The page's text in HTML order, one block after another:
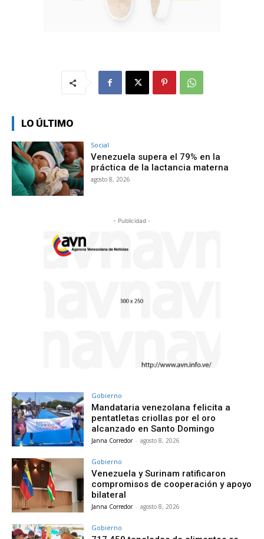
LO ÚLTIMO
Social
Venezuela supera el 79% en la
práctica de la lactancia materna
agosto 8, 2026
- Publicidad -
Gobierno
Mandataria venezolana felicita a
pentatletas criollas por el oro
alcanzado en Santo Domingo
Janna Corredor - agosto 8, 2026
Gobierno
Venezuela y Surinam ratificaron
compromisos de cooperación y apoyo
bilateral
Janna Corredor - agosto 8, 2026
Gobierno